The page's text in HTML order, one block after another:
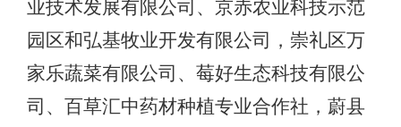
业技术发展有限公司、京赤农业科技示范
园区和弘基牧业开发有限公司，崇礼区万
家乐蔬菜有限公司、莓好生态科技有限公
司、百草汇中药材种植专业合作社，蔚县